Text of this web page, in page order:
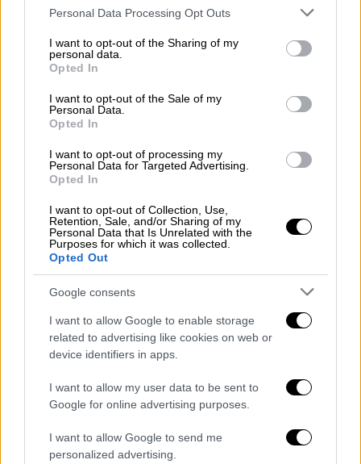
Please note that this website/app uses one or more Google
not limited to your visit or usage behaviour. You may click to
grant or deny consent to Google and its third-party tags to
use your data for below specified purposes in below Google
consent section.
Personal Data Processing Opt Outs
I want to opt-out of the Sharing of my
personal data.
Opted In
I want to opt-out of the Sale of my
Personal Data.
Opted In
I want to opt-out of processing my
Personal Data for Targeted Advertising.
Opted In
I want to opt-out of Collection, Use,
Retention, Sale, and/or Sharing of my
Personal Data that Is Unrelated with the
Purposes for which it was collected.
Opted Out
Google consents
I want to allow Google to enable storage
related to advertising like cookies on web or
device identifiers in apps.
I want to allow my user data to be sent to
Google for online advertising purposes.
I want to allow Google to send me
personalized advertising.
συνολικού εμβαδού 600 τετραγωνικών
Πόντο μπορούμε να γεμίσουμε ένα χώρο
ακόμα και 5.000 τετραγωνικών μέτρων
το υλικό που συγκέντρωσα στα 45 χρόνια
της ακαδημαϊκής μου καριέρας, θέλω να το
ανήκει στον ποντιακό ελληνισμό. Θέλω να
το καταθέσω και να χαίρομαι από εκεί που
θα βρίσκομαι. Στην προσπάθειά μου για την
ίδρυση Μουσείου Ποντιακού και
Παρευξείνιου Ελληνισμού και Ερευνητικού
Κέντρου έχω αρωγό το Θεό και ζητώ να
συστρατευθούν μαζί μου, να γίνουν
σωματεία και επιφανείς Πόντιοι με
οικονομική δυνατότητα, όπως οΙβάν
άλλοι. Δεν έχουμε το δικαίωμα να
στερήσουμε από κανένα να συμμετάσχει
στην προσπάθεια», τονίζει στο ethnos.gr ο κ.
Φωτιάδης.